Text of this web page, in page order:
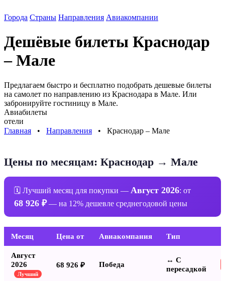
Города Страны Направления Авиакомпании
Дешёвые билеты Краснодар
– Мале
Предлагаем быстро и бесплатно подобрать дешевые билеты
на самолет по направлению из Краснодара в Мале. Или
забронируйте гостиницу в Мале.
Авиабилеты
отели
Главная ⠀•⠀ Направления ⠀•⠀ Краснодар – Мале
Цены по месяцам: Краснодар → Мале
🗓 Лучший месяц для покупки — Август 2026: от
68 926 ₽— на 12% дешевле среднегодовой цены
Месяц Цена от Авиакомпания Тип
Август
2026
Лучший
68 926 ₽ Победа
↔ С
пересадкой